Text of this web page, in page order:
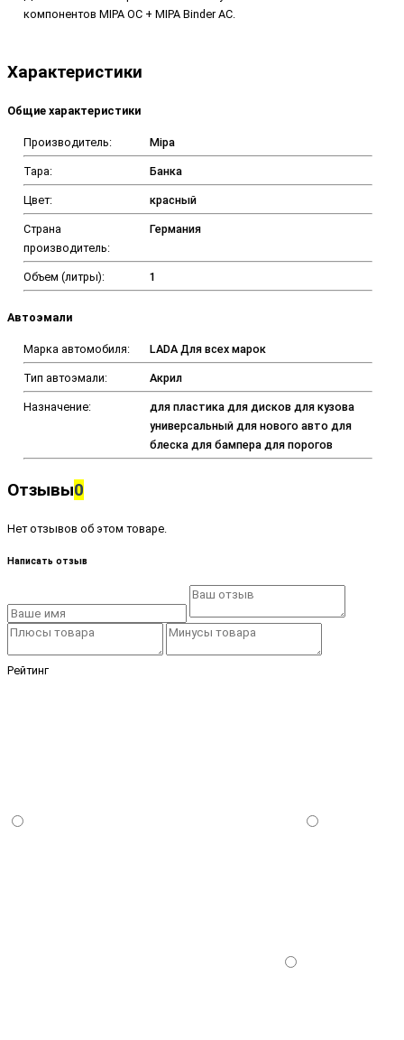
компонентов MIPA OC + MIPA Binder AC.
Характеристики
Общие характеристики
Производитель: Mipa
Тара: Банка
Цвет: красный
Страна
производитель:
Германия
Объем (литры): 1
Автоэмали
Марка автомобиля: LADA Для всех марок
Тип автоэмали: Акрил
Назначение:
для пластика для дисков для кузова
универсальный для нового авто для
блеска для бампера для порогов
Отзывы0
Нет отзывов об этом товаре.
Написать отзыв
Рейтинг